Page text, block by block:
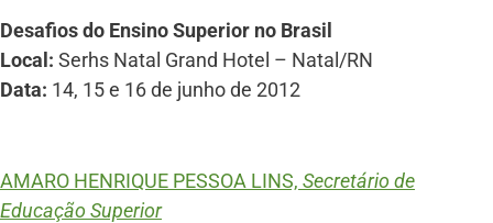
Desafios do Ensino Superior no Brasil
Local: Serhs Natal Grand Hotel – Natal/RN
Data: 14, 15 e 16 de junho de 2012
AMARO HENRIQUE PESSOA LINS, Secretário de
Educação Superior